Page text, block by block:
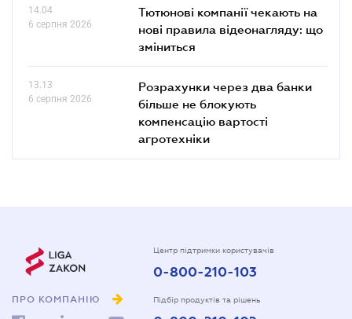
14.04
6 серпня 2026
Тютюнові компанії чекають на
нові правила відеонагляду: що
зміниться
13.13
6 серпня 2026
Розрахунки через два банки
більше не блокують
компенсацію вартості
агротехніки
ПРО КОМПАНІЮ
Центр підтримки користувачів
0-800-210-103
Підбір продуктів та рішень